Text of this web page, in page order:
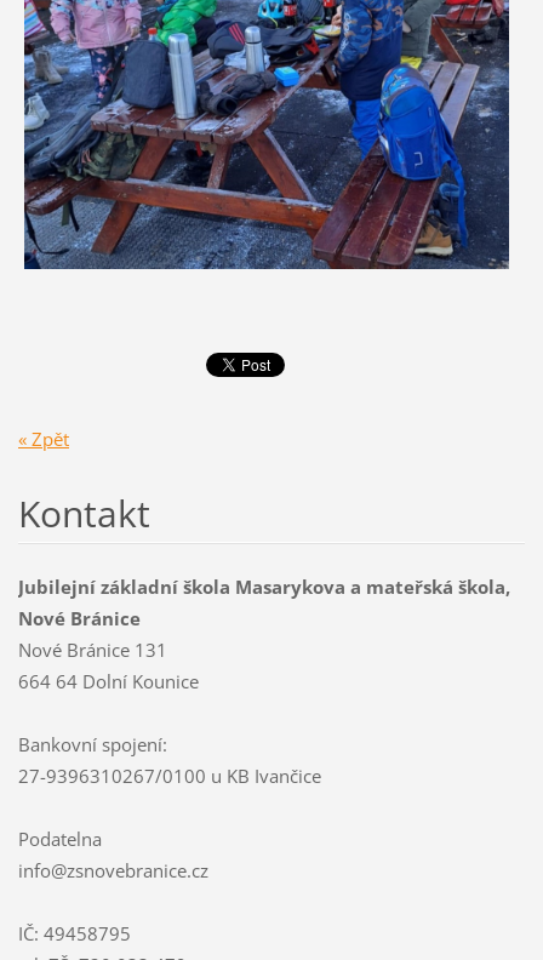
« Zpět
Kontakt
Jubilejní základní škola Masarykova a mateřská škola,
Nové Bránice
Nové Bránice 131
664 64 Dolní Kounice
Bankovní spojení:
27-9396310267/0100 u KB Ivančice
Podatelna
info@zsnovebranice.cz
IČ: 49458795